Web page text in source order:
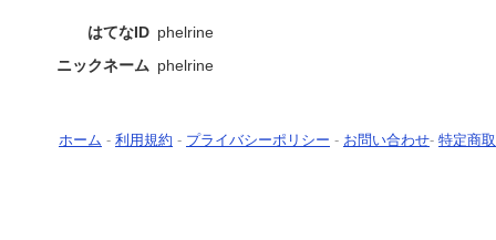
はてなID phelrine
ニックネーム phelrine
ホーム - 利用規約 - プライバシーポリシー - お問い合わせ- 特定商